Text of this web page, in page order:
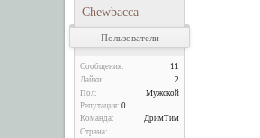
Chewbacca
Пользователи
Сообщения:
11
Лайки:
2
Пол:
Мужской
Репутация: 0
Команда:
ДримТим
Страна: